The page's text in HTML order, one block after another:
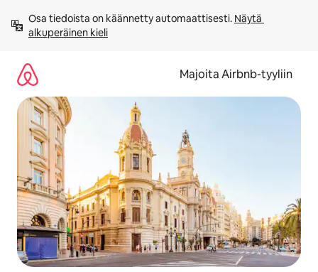
sisältö
väliin
Osa tiedoista on käännetty automaattisesti. Näytä
alkuperäinen kieli
Majoita Airbnb-tyyliin